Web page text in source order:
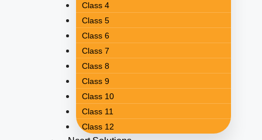
Class 4
Class 5
Class 6
Class 7
Class 8
Class 9
Class 10
Class 11
Class 12